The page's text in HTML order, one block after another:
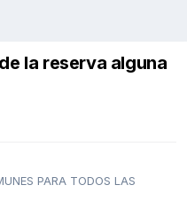
la reserva alguna
PARA TODOS LAS